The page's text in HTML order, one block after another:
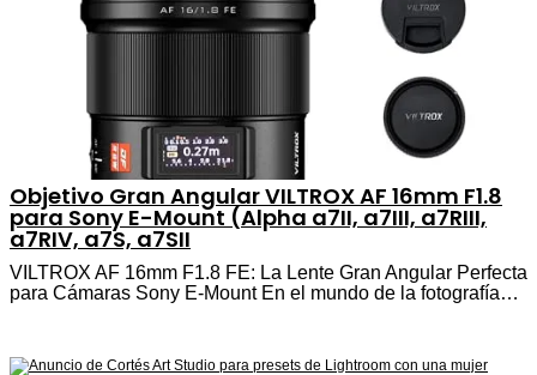
Objetivo Gran Angular VILTROX AF 16mm F1.8
para Sony E-Mount (Alpha a7II, a7III, a7RIII,
a7RIV, a7S, a7SII
VILTROX AF 16mm F1.8 FE: La Lente Gran Angular Perfecta
para Cámaras Sony E-Mount En el mundo de la fotografía…